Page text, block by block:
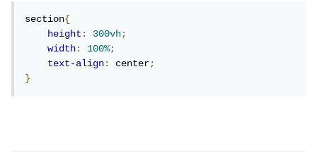
section{
height: 300vh;
width: 100%;
text-align: center;
}